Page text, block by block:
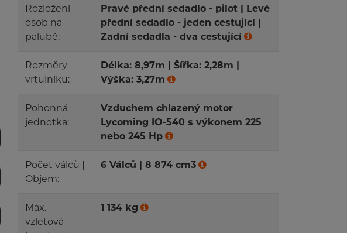
Rozložení
osob na
palubě:
Pravé přední sedadlo - pilot | Levé
přední sedadlo - jeden cestující |
Zadní sedadla - dva cestující
Rozměry
vrtulníku:
Délka: 8,97m | Šířka: 2,28m |
Výška: 3,27m
Pohonná
jednotka:
Vzduchem chlazený motor
Lycoming IO-540 s výkonem 225
nebo 245 Hp
Počet válců |
Objem:
6 Válců | 8 874 cm3
Max.
vzletová
1 134 kg